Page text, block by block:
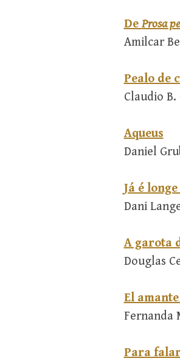
De Prosa
Amilcar
Pealo de
Claudio B.
Aqueus
Daniel
Já é
Dani
A garota
Douglas
El
Fernanda
Para